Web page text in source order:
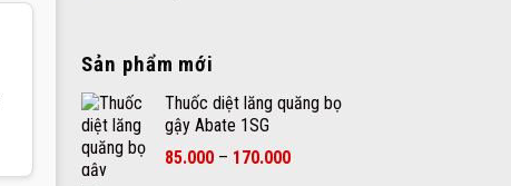
Sản phẩm mới
Thuốc diệt lăng quăng bọ
gậy Abate 1SG
85.000 – 170.000Khoảng